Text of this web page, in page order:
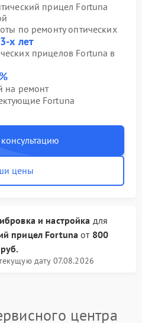
прицел Fortuna
по ремонту оптических
х лет
прицелов Fortuna в
на ремонт
Fortuna
цены
и настройка для
прицел Fortunaот 800
руб.
дату 07.08.2026
центра